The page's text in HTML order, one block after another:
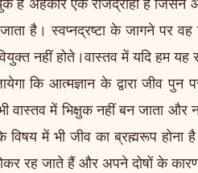
जाता है। स्वप्नद्रष्टा के जागने
नहीं होते।वास्तव में यदि हम यह
कि आत्मज्ञान के द्वारा जीव
वास्तव में भिक्षुक नहीं बन जाता और
विषय में भी जीव का ब्रह्मरूप होना
रह जाते हैं और अपने दोषों के